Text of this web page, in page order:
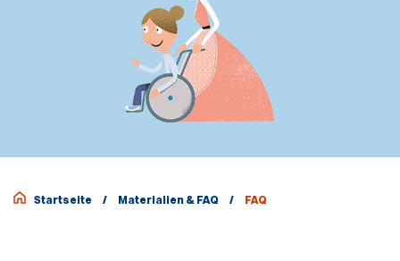
Startseite / Materialien & FAQ / FAQ